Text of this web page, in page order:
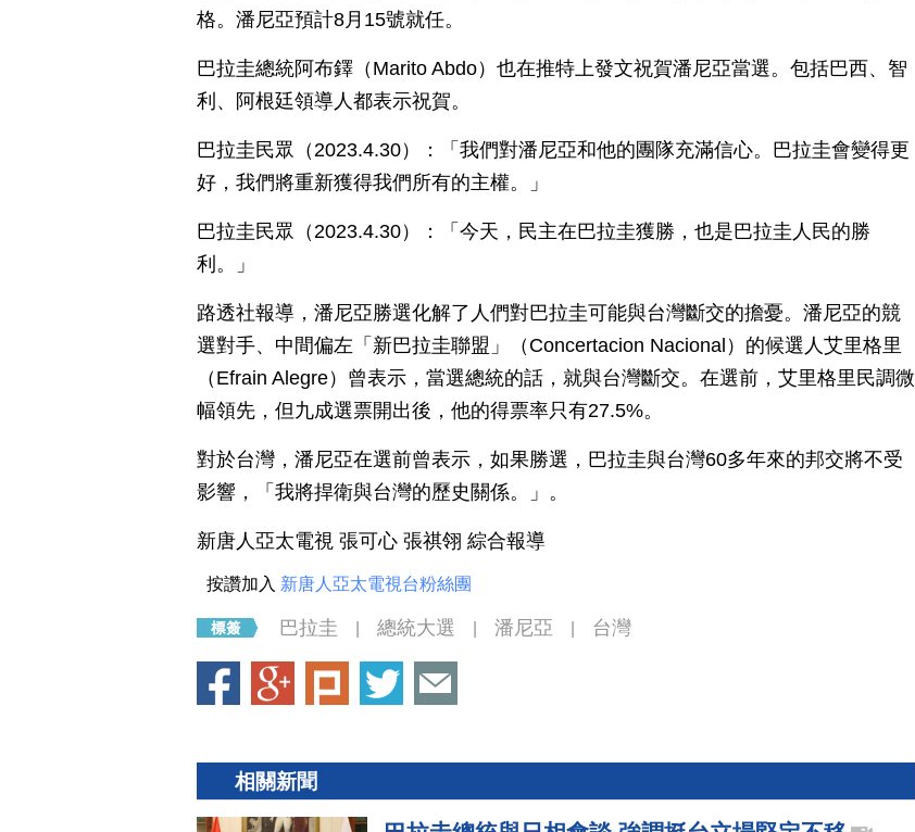
格。潘尼亞預計8月15號就任。
巴拉圭總統阿布鐸（Marito Abdo）也在推特上發文祝賀潘尼亞當選。包括巴西、智
利、阿根廷領導人都表示祝賀。
巴拉圭民眾（2023.4.30）：「我們對潘尼亞和他的團隊充滿信心。巴拉圭會變得更
好，我們將重新獲得我們所有的主權。」
巴拉圭民眾（2023.4.30）：「今天，民主在巴拉圭獲勝，也是巴拉圭人民的勝
利。」
路透社報導，潘尼亞勝選化解了人們對巴拉圭可能與台灣斷交的擔憂。潘尼亞的競
選對手、中間偏左「新巴拉圭聯盟」（Concertacion Nacional）的候選人艾里格里
（Efrain Alegre）曾表示，當選總統的話，就與台灣斷交。在選前，艾里格里民調微
幅領先，但九成選票開出後，他的得票率只有27.5%。
對於台灣，潘尼亞在選前曾表示，如果勝選，巴拉圭與台灣60多年來的邦交將不受
影響，「我將捍衛與台灣的歷史關係。」。
新唐人亞太電視 張可心 張祺翎 綜合報導
按讚加入 新唐人亞太電視台粉絲團
巴拉圭 總統大選 潘尼亞 台灣
相關新聞